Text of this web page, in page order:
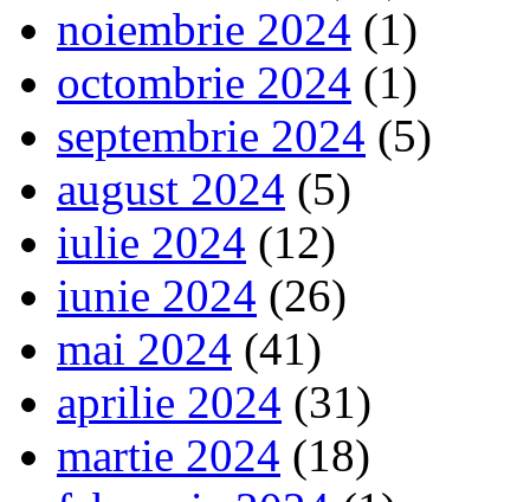
noiembrie 2024 (1)
octombrie 2024 (1)
septembrie 2024 (5)
august 2024 (5)
iulie 2024 (12)
iunie 2024 (26)
mai 2024 (41)
aprilie 2024 (31)
martie 2024 (18)